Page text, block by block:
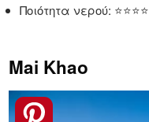
Ποιότητα νερού: ⭐⭐⭐⭐
Mai Khao